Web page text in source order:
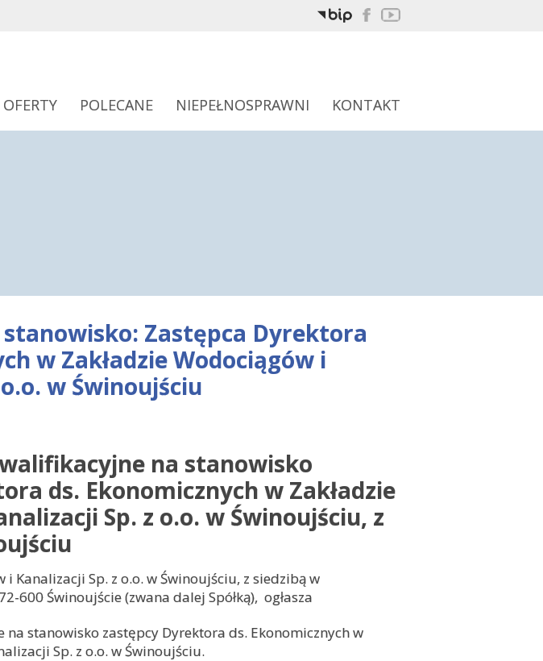
OFERTY POLECANE NIEPEŁNOSPRAWNI KONTAKT
Zastępca Dyrektora
w Zakładzie Wodociągów i
w Świnoujściu
na stanowisko
ds. Ekonomicznych w Zakładzie
Sp. z o.o. w Świnoujściu, z
i Kanalizacji Sp. z o.o. w Świnoujściu, z siedzibą w
600 Świnoujście (zwana dalej Spółką), ogłasza
stanowisko zastępcy Dyrektora ds. Ekonomicznych w
Sp. z o.o. w Świnoujściu.